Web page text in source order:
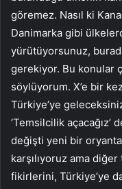
göremez. Nasıl ki
Danimarka gibi
yürütüyorsunuz,
gerekiyor. Bu konular
söylüyorum. X’e bir
Türkiye’ye
‘Temsilcilik açacağız’
değişti yeni bir
karşılıyoruz ama
fikirlerini, Türkiye’ye